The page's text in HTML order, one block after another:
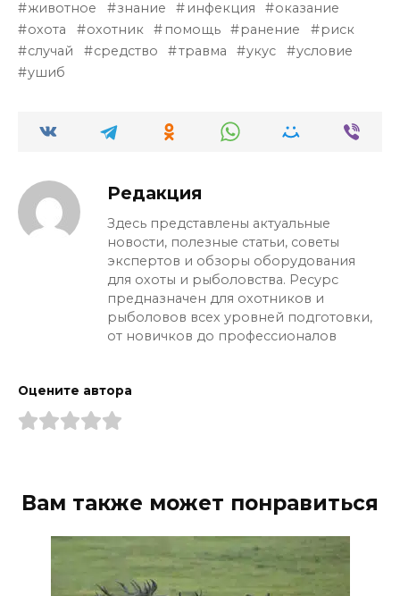
животное знание инфекция
оказание
охота
охотник помощь ранение
риск
случай
средство травма укус
условие
ушиб
Редакция
Здесь представлены актуальные
новости, полезные статьи, советы
экспертов и обзоры оборудования
для охоты и рыболовства. Ресурс
предназначен для охотников и
рыболовов всех уровней подготовки,
от новичков до профессионалов
Оцените автора
Вам также может понравиться